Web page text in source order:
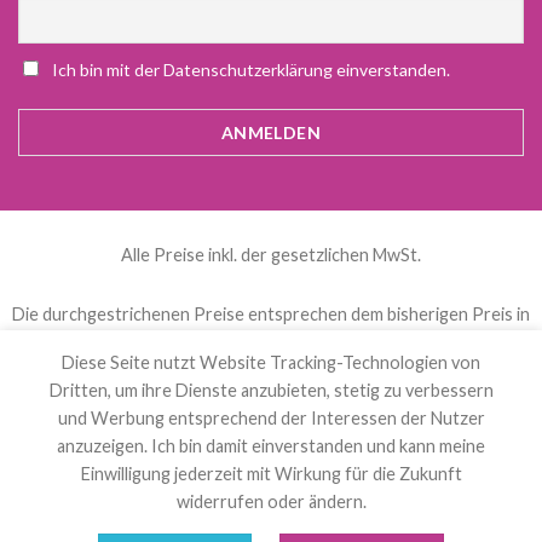
Ich bin mit der Datenschutzerklärung einverstanden.
Alle Preise inkl. der gesetzlichen MwSt.
Die durchgestrichenen Preise entsprechen dem bisherigen Preis in
Diese Seite nutzt Website Tracking-Technologien von
Dritten, um ihre Dienste anzubieten, stetig zu verbessern
und Werbung entsprechend der Interessen der Nutzer
anzuzeigen. Ich bin damit einverstanden und kann meine
Einwilligung jederzeit mit Wirkung für die Zukunft
widerrufen oder ändern.
العربية(Arabisch) Čeština(Tschechisch)
Nederlands( Niederländisch) English (Englisch)
Français(Französisch) Deutsch Polski(Polnisch